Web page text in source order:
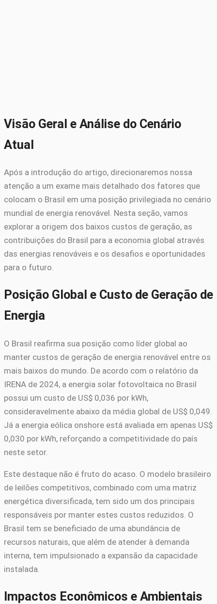
Visão Geral e Análise do Cenário
Atual
Após a introdução do artigo, direcionaremos nossa
atenção a um exame mais detalhado dos fatores que
colocam o Brasil em uma posição privilegiada no cenário
mundial de energia renovável. Nesta seção, vamos
explorar a origem dos baixos custos de geração, as
contribuições do Brasil para a economia global através
das energias renováveis e os desafios e oportunidades
para o futuro.
Posição Global e Custo de Geração de
Energia
O Brasil reafirma sua posição como líder global ao
manter custos de geração de energia renovável entre os
mais baixos do mundo. De acordo com o relatório da
IRENA de 2024, a energia solar fotovoltaica no Brasil
possui um custo de US$ 0,036 por kWh,
consideravelmente abaixo da média global de US$ 0,049.
Já a energia eólica onshore está avaliada em apenas US$
0,030 por kWh, reforçando a competitividade do país
neste setor.
Este destaque não é fruto do acaso. O modelo brasileiro
de leilões competitivos, combinado com uma matriz
energética diversificada, tem sido um dos principais
responsáveis por manter estes custos reduzidos. O
Brasil tem se beneficiado de uma abundância de
recursos naturais, que além de atender à demanda
interna, tem impulsionado a expansão da capacidade
instalada.
Impactos Econômicos e Ambientais